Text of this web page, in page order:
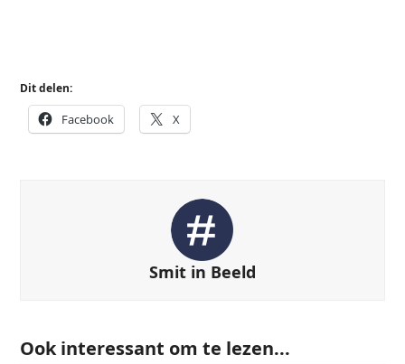
Dit delen:
Facebook X
Smit in Beeld
Ook interessant om te lezen...